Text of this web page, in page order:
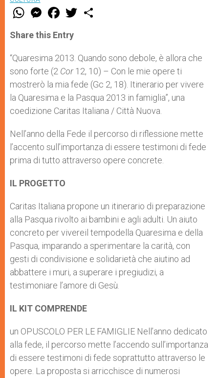
W
t
s
p
p
M
e
s
e
g
e
r
F
a
e
b
o
k
w
r
Share this Entry
“Quaresima 2013. Quando sono debole, è allora che
sono forte (2 Cor12, 10) – Con le mie opere ti
mostrerò la mia fede (Gc 2, 18). Itinerario per vivere
la Quaresima e la Pasqua 2013 in famiglia”, una
coedizione Caritas Italiana / Città Nuova.
Nell’anno della Fede il percorso di riflessione mette
l’accento sull’importanza di essere testimoni di fede
prima di tutto attraverso opere concrete.
IL PROGETTO
Caritas Italiana propone un itinerario di preparazione
alla Pasqua rivolto ai bambini e agli adulti. Un aiuto
concreto per vivereil tempodella Quaresima e della
Pasqua, imparando a sperimentare la carità, con
gesti di condivisione e solidarietà che aiutino ad
abbattere i muri, a superare i pregiudizi, a
testimoniare l’amore di Gesù.
IL KIT COMPRENDE
un OPUSCOLO PER LE FAMIGLIE Nell’anno dedicato
alla fede, il percorso mette l’accendo sull’importanza
di essere testimoni di fede soprattutto attraverso le
opere. La proposta si arricchisce di numerosi